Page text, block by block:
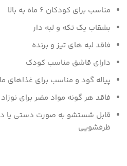
مناسب برای کودکان ۶ ماه به بالا
بشقاب یک تکه و لبه دار
فاقد لبه های تیز و برنده
دارای قاشق مناسب کودک
پیاله گود و مناسب برای غذاهای
فاقد هر گونه مواد مضر برای
قابل شستشو به صورت دستی یا
ظرفشویی